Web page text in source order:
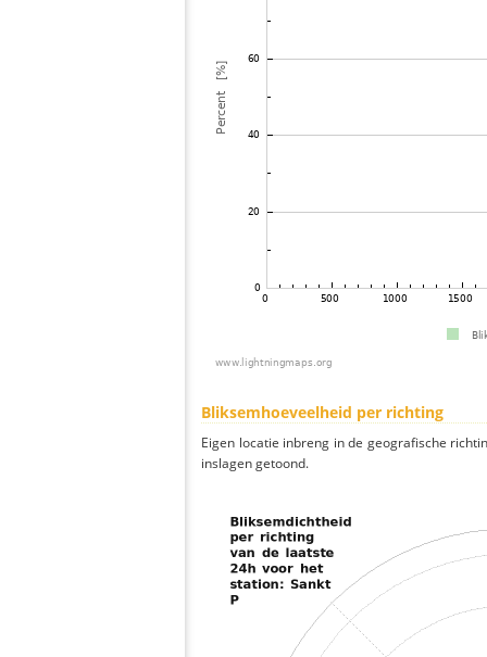
Bliksemhoeveelheid per richting
Eigen locatie inbreng in de geografische
inslagen getoond.